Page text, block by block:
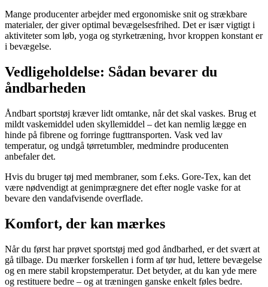
Mange producenter arbejder med ergonomiske snit og strækbare
materialer, der giver optimal bevægelsesfrihed. Det er især vigtigt i
aktiviteter som løb, yoga og styrketræning, hvor kroppen konstant er
i bevægelse.
Vedligeholdelse: Sådan bevarer du
åndbarheden
Åndbart sportstøj kræver lidt omtanke, når det skal vaskes. Brug et
mildt vaskemiddel uden skyllemiddel – det kan nemlig lægge en
hinde på fibrene og forringe fugttransporten. Vask ved lav
temperatur, og undgå tørretumbler, medmindre producenten
anbefaler det.
Hvis du bruger tøj med membraner, som f.eks. Gore-Tex, kan det
være nødvendigt at genimprægnere det efter nogle vaske for at
bevare den vandafvisende overflade.
Komfort, der kan mærkes
Når du først har prøvet sportstøj med god åndbarhed, er det svært at
gå tilbage. Du mærker forskellen i form af tør hud, lettere bevægelse
og en mere stabil kropstemperatur. Det betyder, at du kan yde mere
og restituere bedre – og at træningen ganske enkelt føles bedre.